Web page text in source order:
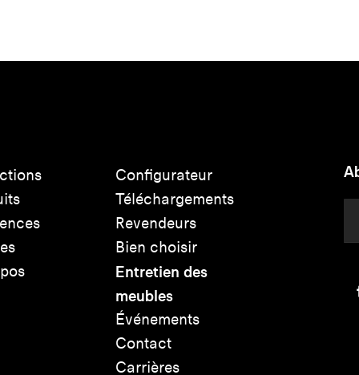
Configurateur
Téléchargements
Revendeurs
Bien choisir
Entretien des
meubles
Événements
Contact
Carrières